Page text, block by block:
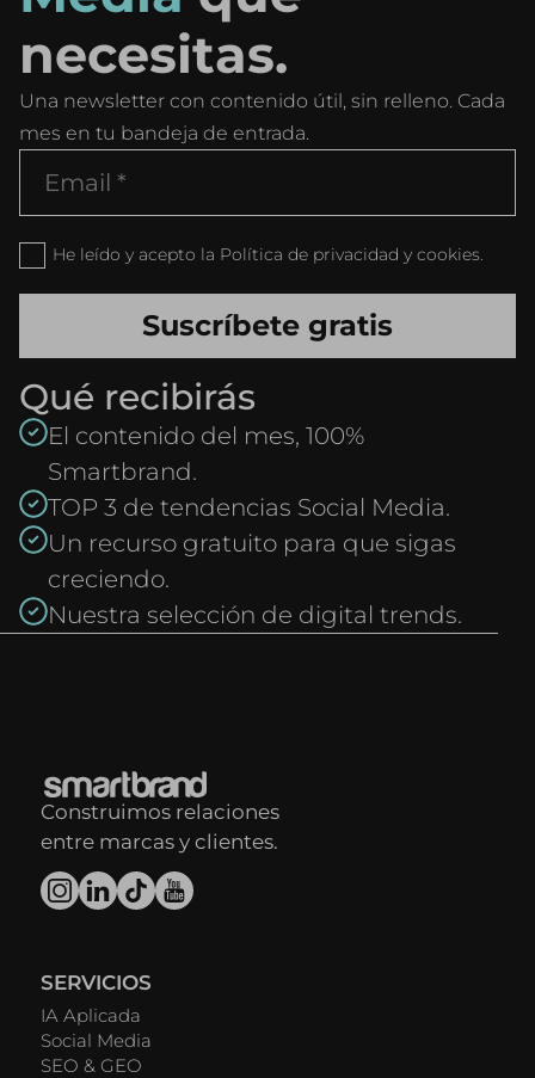
necesitas.
Una newsletter con contenido útil, sin relleno. Cada
mes en tu bandeja de entrada.
He leído y acepto la Política de privacidad y cookies.
Qué recibirás
El contenido del mes, 100%
Smartbrand.
TOP 3 de tendencias Social Media.
Un recurso gratuito para que sigas
creciendo.
Nuestra selección de digital trends.
Construimos relaciones
entre marcas y clientes.
SERVICIOS
IA Aplicada
Social Media
SEO & GEO